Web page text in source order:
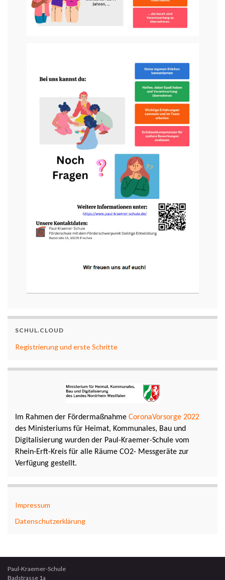
SCHUL.CLOUD
Registrierung und erste Schritte
Im Rahmen der Fördermaßnahme CoronaVorsorge 2022
des Ministeriums für Heimat, Kommunales, Bau und
Digitalisierung wurden der Paul-Kraemer-Schule vom
Rhein-Erft-Kreis für alle Räume CO2- Messgeräte zur
Verfügung gestellt.
Impressum
Datenschutzerklärung
Paul-Kraemer-Schule
Badstrasse 1a